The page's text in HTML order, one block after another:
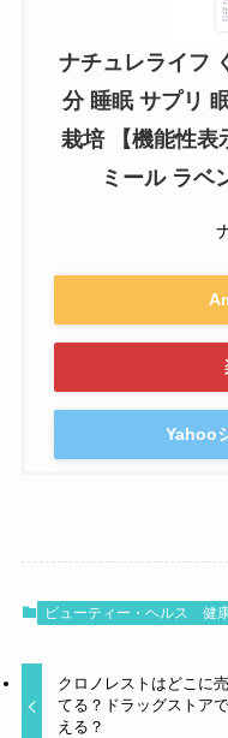
ナチュレライフ
分 睡眠 サプリ
栽培 【機能性表
ミール ラベ
Yahoo
ビューティー・ヘルス 健
クロノレストはどこに
てる？ドラッグストア
える？